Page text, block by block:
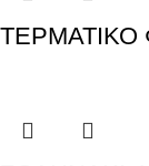
ΤΕΡΜΑΤΙΚΟ